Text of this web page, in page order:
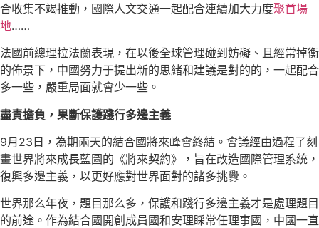
合收集不竭推動，國際人文交通一起配合連續加大力度聚首場
地……
法國前總理拉法蘭表現，在以後全球管理碰到妨礙、且經常掉衡
的佈景下，中國努力于提出新的思緒和建議是對的的，一起配合
多一些，嚴重局面就會少一些。
盡責擔負，果斷保護踐行多邊主義
9月23日，為期兩天的結合國將來峰會終結。會議經由過程了刻
畫世界將來成長藍圖的《將來契約》，旨在改造國際管理系統，
復興多邊主義，以更好應對世界面對的諸多挑釁。
世界那么年夜，題目那么多，保護和踐行多邊主義才是處理題目
的前途。作為結合國開創成員國和安理睬常任理事國，中國一直